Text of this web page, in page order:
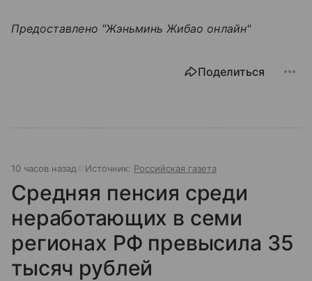
Предоставлено "Жэньминь Жибао онлайн"
Поделиться
10 часов назад Источник: Российская газета
Средняя пенсия среди
неработающих в семи
регионах РФ превысила 35
тысяч рублей